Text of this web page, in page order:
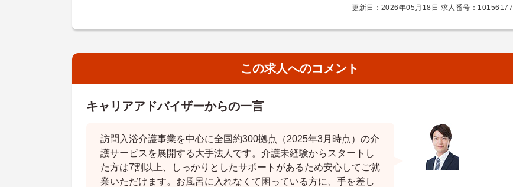
更新日：2026年05月18日 求人番号：10156177
この求人へのコメント
キャリアアドバイザーからの一言
訪問入浴介護事業を中心に全国約300拠点（2025年3月時点）の介
護サービスを展開する大手法人です。介護未経験からスタートし
た方は7割以上、しっかりとしたサポートがあるため安心してご就
業いただけます。お風呂に入れなくて困っている方に、手を差し